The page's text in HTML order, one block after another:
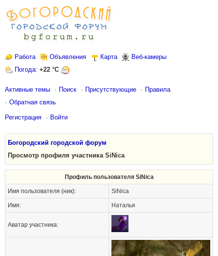
Работа Объявления Карта
Веб-камеры
Погода: +22 °C
Активные темы Поиск Присутствующие
Правила
Обратная связь
Регистрация Войти
Богородский городской форум
Просмотр профиля участника SiNica
Профиль пользователя SiNica
Имя пользователя (ник): SiNica
Имя: Наталья
Аватар участника: